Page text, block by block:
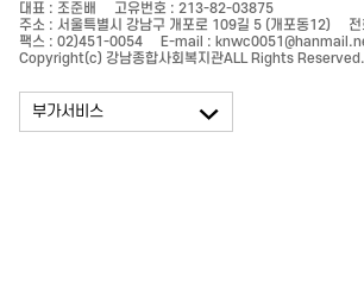
대표 : 조준배
고유번호 : 213-82-03875
주소 : 서울특별시 강남구 개포로 109길 5 (개포동12)
팩스 : 02)451-0054
E-mail :
Copyright(c) 강남종합사회복지관ALL Rights Reserved.
부가서비스